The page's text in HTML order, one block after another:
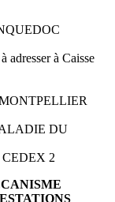
adresser à Caisse
DU
CEDEX 2